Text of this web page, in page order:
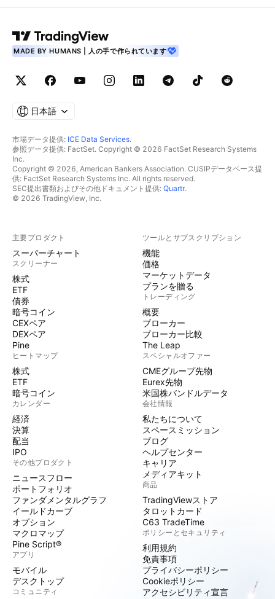
MADE BY HUMANS | 人の手で作られています
日本語
市場データ提供: ICE Data Services.
参照データ提供: FactSet. Copyright © 2026 FactSet Research Systems
Inc.
Copyright © 2026, American Bankers Association. CUSIPデータベース提
供: FactSet Research Systems Inc. All rights reserved.
SEC提出書類およびその他ドキュメント提供: Quartr.
© 2026 TradingView, Inc.
主要プロダクト
スーパーチャート
スクリーナー
株式
ETF
債券
暗号コイン
CEXペア
DEXペア
Pine
ヒートマップ
株式
ETF
暗号コイン
カレンダー
経済
決算
配当
IPO
その他プロダクト
ニュースフロー
ポートフォリオ
ファンダメンタルグラフ
イールドカーブ
オプション
マクロマップ
Pine Script®
アプリ
モバイル
デスクトップ
コミュニティ
ツールとサブスクリプション
機能
価格
マーケットデータ
プランを贈る
トレーディング
概要
ブローカー
ブローカー比較
The Leap
スペシャルオファー
CMEグループ先物
Eurex先物
米国株バンドルデータ
会社情報
私たちについて
スペースミッション
ブログ
ヘルプセンター
キャリア
メディアキット
商品
TradingViewストア
タロットカード
C63 TradeTime
ポリシーとセキュリティ
利用規約
免責事項
プライバシーポリシー
Cookieポリシー
アクセシビリティ宣言